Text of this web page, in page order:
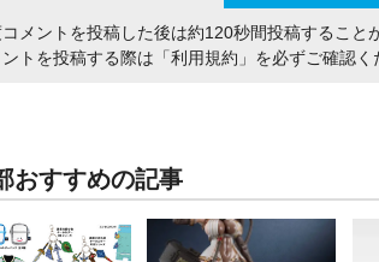
メントを投稿した後は約120秒間投稿すること
トを投稿する際は 「利用規約」 を必ずご確認く
おすすめの記事